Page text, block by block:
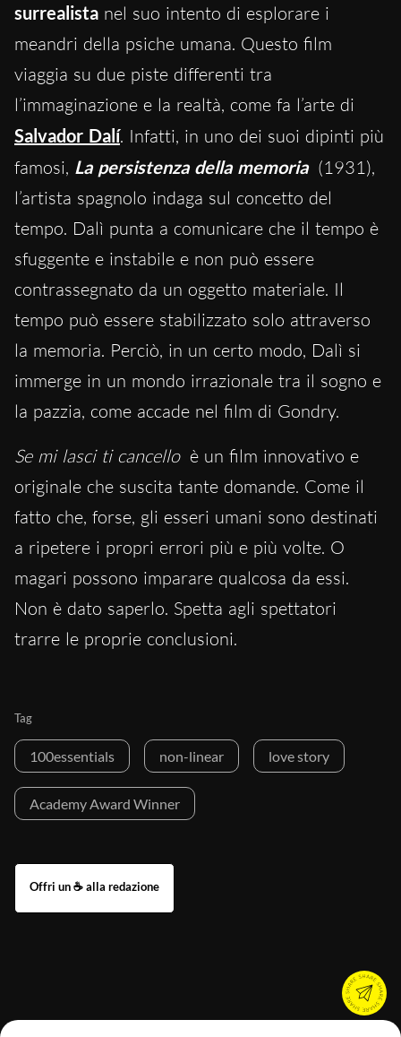
surrealista nel suo intento di esplorare i
meandri della psiche umana. Questo film
viaggia su due piste differenti tra
l’immaginazione e la realtà, come fa l’arte di
Salvador Dalí. Infatti, in uno dei suoi dipinti più
famosi, La persistenza della memoria (1931),
l’artista spagnolo indaga sul concetto del
tempo. Dalì punta a comunicare che il tempo è
sfuggente e instabile e non può essere
contrassegnato da un oggetto materiale. Il
tempo può essere stabilizzato solo attraverso
la memoria. Perciò, in un certo modo, Dalì si
immerge in un mondo irrazionale tra il sogno e
la pazzia, come accade nel film di Gondry.
Se mi lasci ti cancello è un film innovativo e
originale che suscita tante domande. Come il
fatto che, forse, gli esseri umani sono destinati
a ripetere i propri errori più e più volte. O
magari possono imparare qualcosa da essi.
Non è dato saperlo. Spetta agli spettatori
trarre le proprie conclusioni.
Tag
100essentials non-linear love story
Academy Award Winner